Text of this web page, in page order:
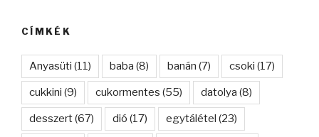
CÍMKÉK
Anyasüti (11) baba (8) banán (7) csoki (17)
cukkini (9) cukormentes (55) datolya (8)
desszert(67) dió (17) egytálétel (23)